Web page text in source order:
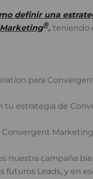
definir una
®, teniendo
para
tu estrategia de
Convergent Marketing
nuestra campaña
futuros Leads, y en